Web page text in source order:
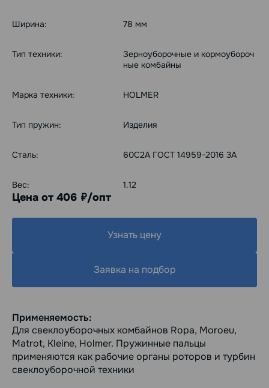
Ширина: 78 мм
Тип техники:
Зерноуборочные и кормоубороч
ные комбайны
Марка техники: HOLMER
Тип пружин: Изделия
Сталь: 60С2А ГОСТ 14959-2016 3А
Вес: 1.12
Цена от 406 руб./опт
Узнать цену
Заявка на подбор
Применяемость:
Для свеклоуборочных комбайнов Ropa, Moroeu,
Matrot, Kleine, Holmer. Пружинные пальцы
применяются как рабочие органы роторов и турбин
свеклоуборочной техники